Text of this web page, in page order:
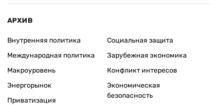
АРХИВ
Внутренняя политика
Международная политика
Макроуровень
Энергорынок
Приватизация
Социальная защита
Зарубежная экономика
Конфликт интересов
Экономическая
безопасность